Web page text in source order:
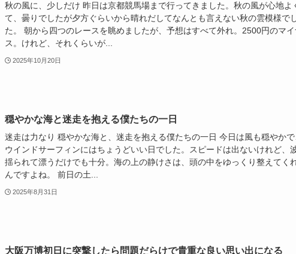
秋の風に、少しだけ 昨日は京都競馬場まで行ってきました。秋の風が心地よ
て、曇りでしたが夕方ぐらいから晴れだしてなんとも言えない秋の雲模様で
た。 朝から四つのレースを眺めましたが、予想はすべて外れ。2500円のマイ
ス。けれど、それくらいが...
2025年10月20日
穏やかな海と迷走を抱える僕たちの一日
迷走は力なり 穏やかな海と、迷走を抱える僕たちの一日 今日は風も穏やかで
ウインドサーフィンにはちょうどいい日でした。スピードは出ないけれど、
揺られて漂うだけでも十分。海の上の静けさは、頭の中をゆっくり整えてく
んですよね。 前日の土...
2025年8月31日
大阪万博初日に突撃したら問題だらけで貴重な良い思い出になる